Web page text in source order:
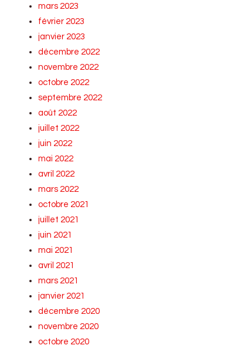
mars 2023
février 2023
janvier 2023
décembre 2022
novembre 2022
octobre 2022
septembre 2022
août 2022
juillet 2022
juin 2022
mai 2022
avril 2022
mars 2022
octobre 2021
juillet 2021
juin 2021
mai 2021
avril 2021
mars 2021
janvier 2021
décembre 2020
novembre 2020
octobre 2020